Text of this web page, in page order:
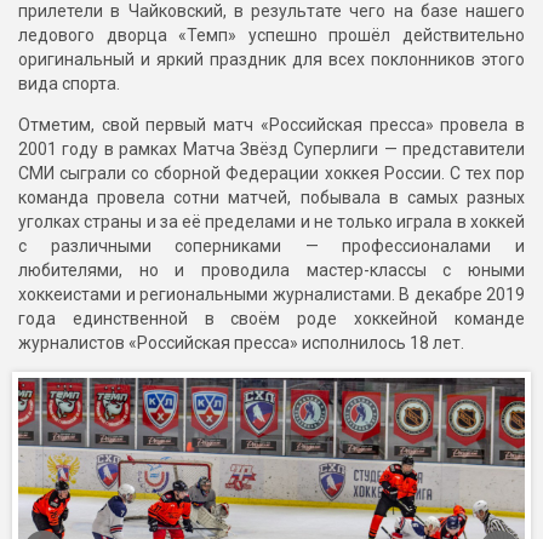
прилетели в Чайковский, в результате чего на базе нашего
ледового дворца «Темп» успешно прошёл действительно
оригинальный и яркий праздник для всех поклонников этого
вида спорта.
Отметим, свой первый матч «Российская пресса» провела в
2001 году в рамках Матча Звёзд Суперлиги — представители
СМИ сыграли со сборной Федерации хоккея России. С тех пор
команда провела сотни матчей, побывала в самых разных
уголках страны и за её пределами и не только играла в хоккей
с различными соперниками — профессионалами и
любителями, но и проводила мастер-классы с юными
хоккеистами и региональными журналистами. В декабре 2019
года единственной в своём роде хоккейной команде
журналистов «Российская пресса» исполнилось 18 лет.